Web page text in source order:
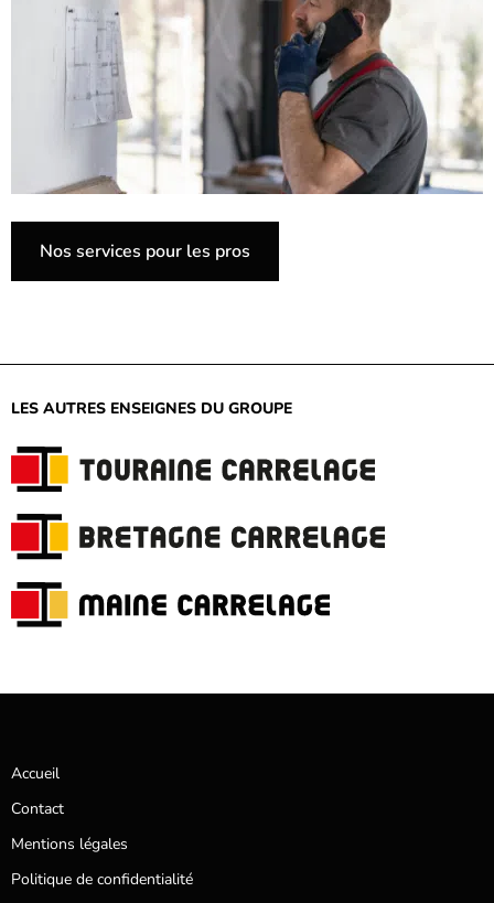
Nos services pour les pros
LES AUTRES ENSEIGNES DU GROUPE
Accueil
Contact
Mentions légales
Politique de confidentialité